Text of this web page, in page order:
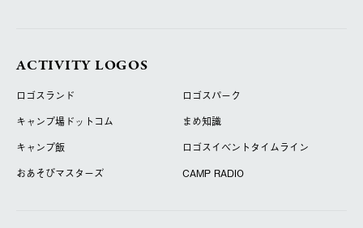
ACTIVITY LOGOS
ロゴスランド
ロゴスパーク
キャンプ場ドットコム
まめ知識
キャンプ飯
ロゴスイベントタイムライン
おあそびマスターズ
CAMP RADIO